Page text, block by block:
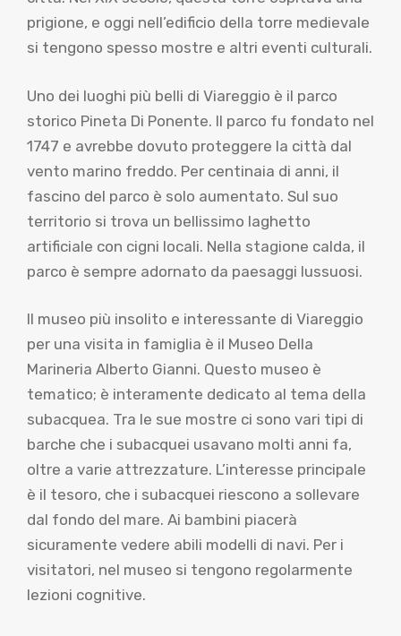
prigione, e oggi nell’edificio della torre medievale
si tengono spesso mostre e altri eventi culturali.
Uno dei luoghi più belli di Viareggio è il parco
storico Pineta Di Ponente. Il parco fu fondato nel
1747 e avrebbe dovuto proteggere la città dal
vento marino freddo. Per centinaia di anni, il
fascino del parco è solo aumentato. Sul suo
territorio si trova un bellissimo laghetto
artificiale con cigni locali. Nella stagione calda, il
parco è sempre adornato da paesaggi lussuosi.
Il museo più insolito e interessante di Viareggio
per una visita in famiglia è il Museo Della
Marineria Alberto Gianni. Questo museo è
tematico; è interamente dedicato al tema della
subacquea. Tra le sue mostre ci sono vari tipi di
barche che i subacquei usavano molti anni fa,
oltre a varie attrezzature. L’interesse principale
è il tesoro, che i subacquei riescono a sollevare
dal fondo del mare. Ai bambini piacerà
sicuramente vedere abili modelli di navi. Per i
visitatori, nel museo si tengono regolarmente
lezioni cognitive.